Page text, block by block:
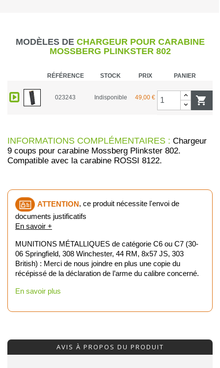
MODÈLES DECHARGEUR POUR CARABINE
MOSSBERG PLINKSTER 802
RÉFÉRENCE STOCK PRIX PANIER
023243 Indisponible 49,00 € 
INFORMATIONS COMPLÉMENTAIRES : Chargeur
9 coups pour carabine Mossberg Plinkster 802.
Compatible avec la carabine ROSSI 8122.
ATTENTION, ce produit nécessite l'envoi de
documents justificatifs
En savoir +
MUNITIONS MÉTALLIQUES de catégorie C6 ou C7 (30-
06 Springfield, 308 Winchester, 44 RM, 8x57 JS, 303
British) : Merci de nous joindre en plus une copie du
récépissé de la déclaration de l’arme du calibre concerné.
En savoir plus
AVIS À PROPOS DU PRODUIT